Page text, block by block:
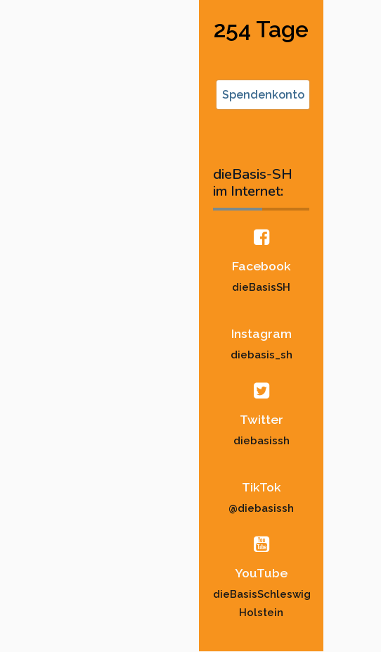
254 Tage
Spendenkonto
dieBasis-SH
im Internet:
Facebook
dieBasisSH
Instagram
diebasis_sh
Twitter
diebasissh
TikTok
@diebasissh
YouTube
dieBasisSchleswig
Holstein